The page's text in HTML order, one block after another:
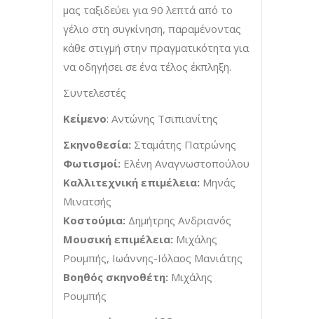
μας ταξιδεύει για 90 λεπτά από το
γέλιο στη συγκίνηση, παραμένοντας
κάθε στιγμή στην πραγματικότητα για
να οδηγήσει σε ένα τέλος έκπληξη.
Συντελεστές
Κείμενο: Αντώνης Τσιπιανίτης
Σκηνοθεσία: Σταμάτης Πατρώνης
Φωτισμοί: Ελένη Αναγνωστοπούλου
Καλλιτεχνική επιμέλεια: Μηνάς
Μινατσής
Κοστούμια: Δημήτρης Ανδριανός
Μουσική επιμέλεια: Μιχάλης
Ρουμπής, Ιωάννης-Ιόλαος Μανιάτης
Βοηθός σκηνοθέτη: Μιχάλης
Ρουμπής